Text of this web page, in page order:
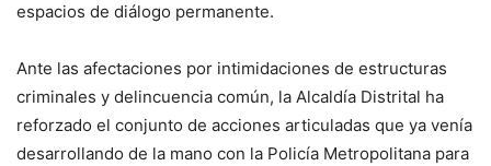
espacios de diálogo permanente.
Ante las afectaciones por intimidaciones de estructuras
criminales y delincuencia común, la Alcaldía Distrital ha
reforzado el conjunto de acciones articuladas que ya venía
desarrollando de la mano con la Policía Metropolitana para